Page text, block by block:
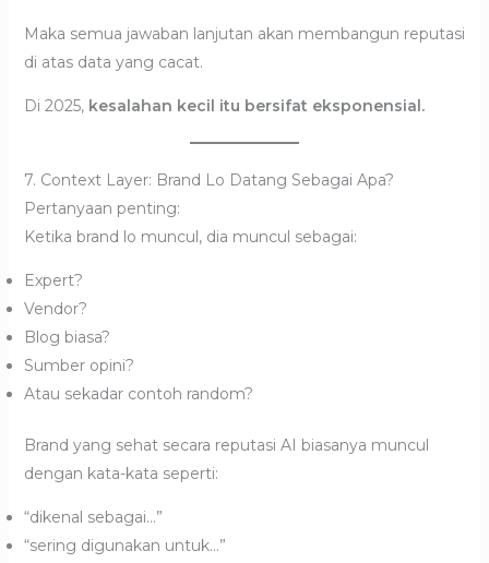
Maka semua jawaban lanjutan akan membangun reputasi
di atas data yang cacat.
Di 2025, kesalahan kecil itu bersifat eksponensial.
7. Context Layer: Brand Lo Datang Sebagai Apa?
Pertanyaan penting:
Ketika brand lo muncul, dia muncul sebagai:
Expert?
Vendor?
Blog biasa?
Sumber opini?
Atau sekadar contoh random?
Brand yang sehat secara reputasi AI biasanya muncul
dengan kata-kata seperti:
“dikenal sebagai…”
“sering digunakan untuk…”